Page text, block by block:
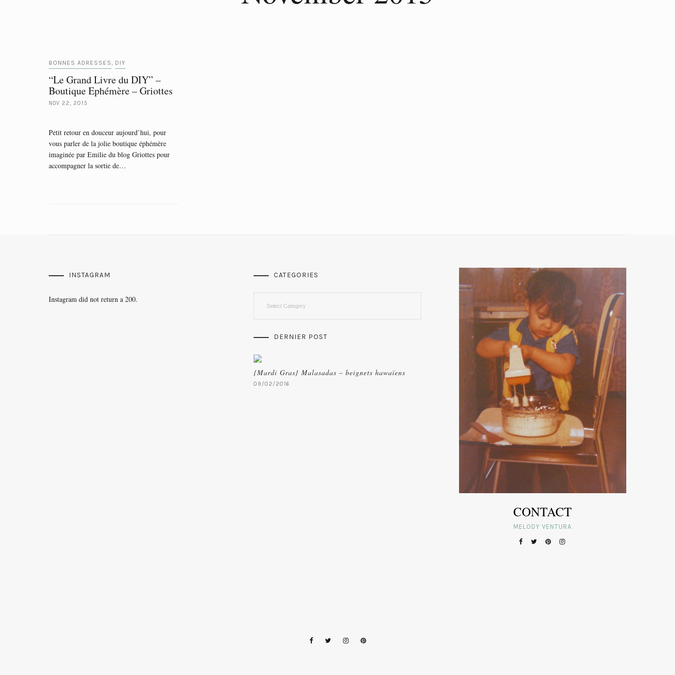
BONNES ADRESSES, DIY
“Le Grand Livre du DIY” –
Boutique Ephémère – Griottes
NOV 22, 2015
Petit retour en douceur aujourd’hui, pour
vous parler de la jolie boutique éphémère
imaginée par Emilie du blog Griottes pour
accompagner la sortie de…
INSTAGRAM
Instagram did not return a 200.
CATEGORIES
DERNIER POST
{Mardi Gras} Malasadas – beignets hawaïens
09/02/2016
CONTACT
MELODY VENTURA